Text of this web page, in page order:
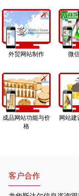
外贸网站制作 微
成品网站功能与价
格
网站建
客户合作